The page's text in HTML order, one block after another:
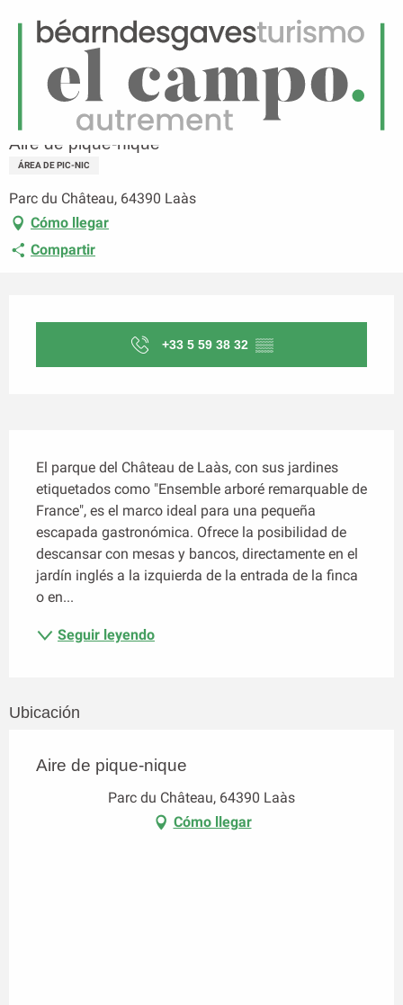
Menú
Página principal Aire de pique-nique
Aire de pique-nique
ÁREA DE PIC-NIC
Parc du Château, 64390 Laàs
Cómo llegar
Compartir
+33 5 59 38 32 ▒▒
El parque del Château de Laàs, con sus jardines
etiquetados como "Ensemble arboré remarquable de
France", es el marco ideal para una pequeña
escapada gastronómica. Ofrece la posibilidad de
descansar con mesas y bancos, directamente en el
jardín inglés a la izquierda de la entrada de la finca
o en...
Seguir leyendo
Ubicación
Aire de pique-nique
Parc du Château, 64390 Laàs
Cómo llegar